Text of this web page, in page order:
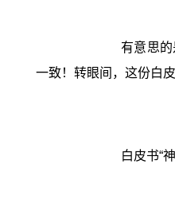
有意思
一致！转眼间，这份白
白皮书“